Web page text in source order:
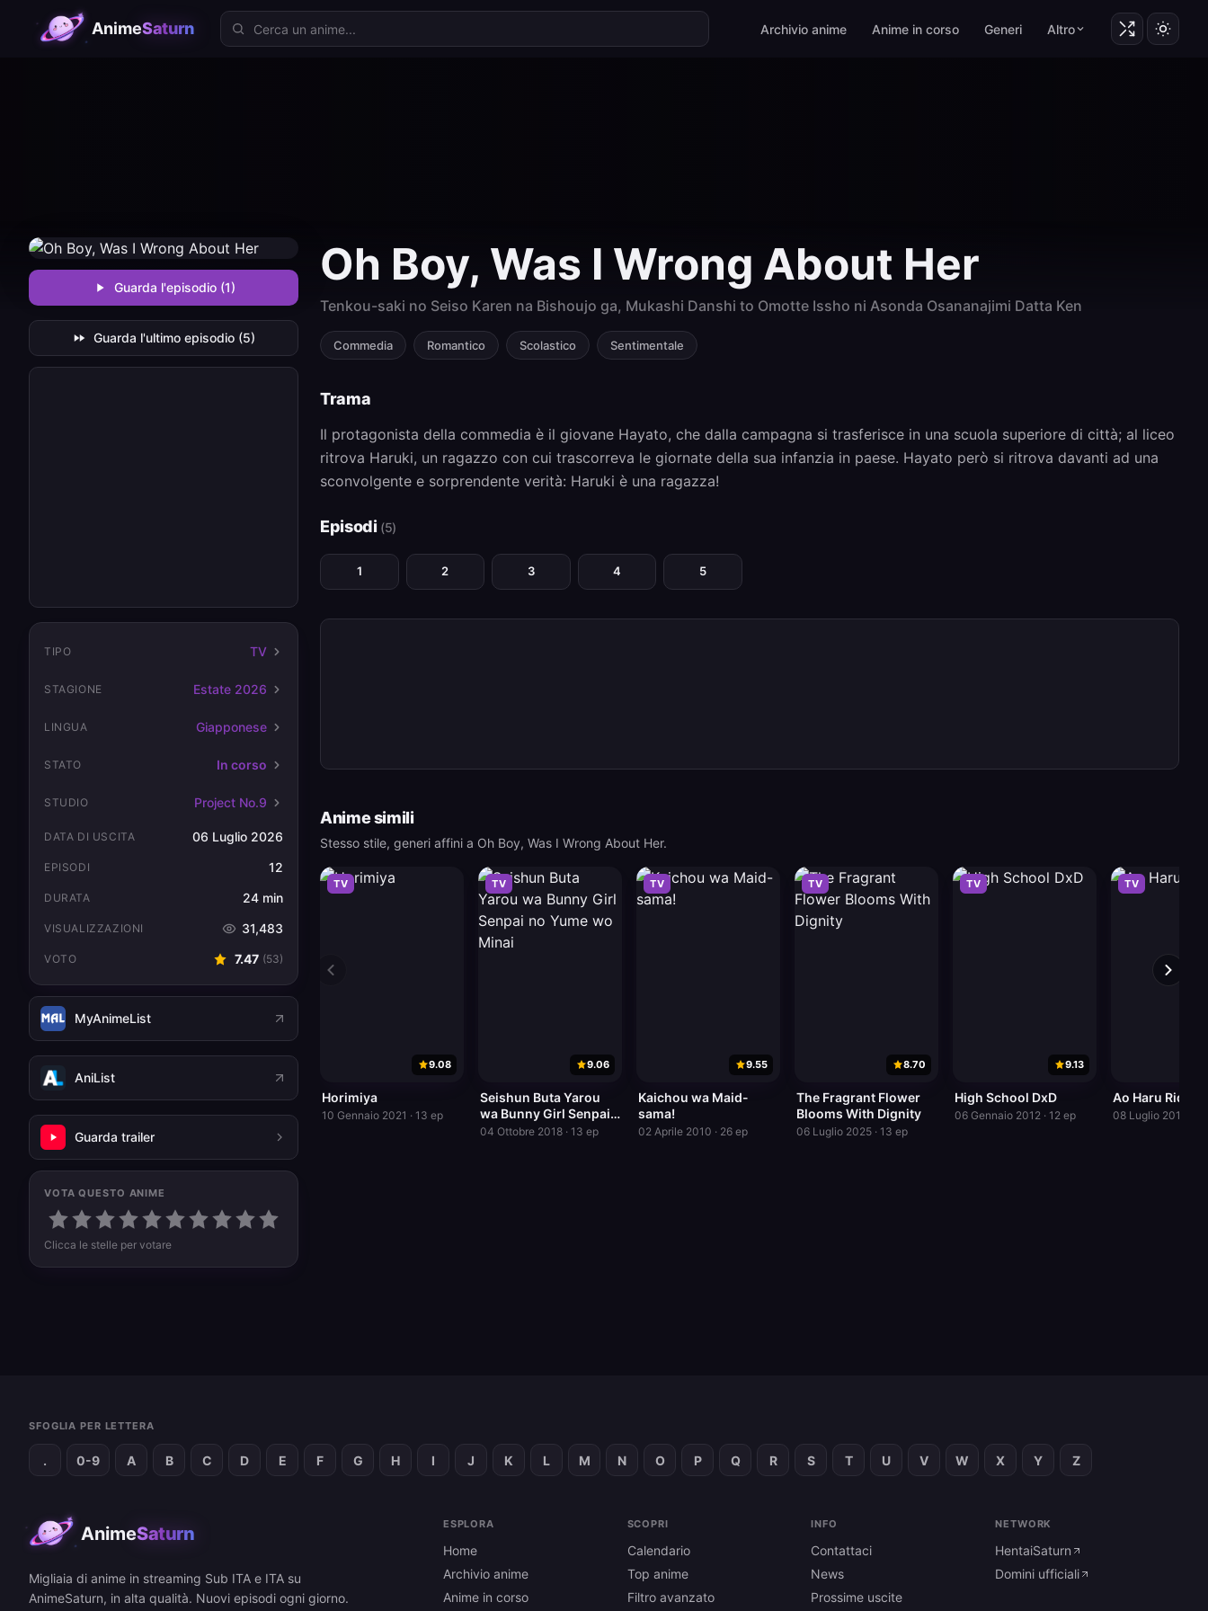
AnimeSaturn Cerca anime Archivio anime Anime in corso Generi Altro
Guarda l'episodio (1)
Guarda l'ultimo episodio (5)
TIPO TV
STAGIONE Estate 2026
LINGUA Giapponese
STATO In corso
STUDIO Project No.9
DATA DI USCITA 06 Luglio 2026
EPISODI 12
DURATA 24 min
VISUALIZZAZIONI 31,483
VOTO 7.47 (53)
MyAnimeList
AniList
Guarda trailer
VOTA QUESTO ANIME
Clicca le stelle per votare
Oh Boy, Was I Wrong About Her
Tenkou-saki no Seiso Karen na Bishoujo ga, Mukashi Danshi to Omotte Issho ni Asonda Osananajimi Datta Ken
Commedia Romantico Scolastico Sentimentale
Trama
Il protagonista della commedia è il giovane Hayato, che dalla campagna si trasferisce in una scuola superiore di città; al liceo
ritrova Haruki, un ragazzo con cui trascorreva le giornate della sua infanzia in paese. Hayato però si ritrova davanti ad una
sconvolgente e sorprendente verità: Haruki è una ragazza!
Episodi (5)
1 2 3 4 5
Anime simili
Stesso stile, generi affini a Oh Boy, Was I Wrong About Her.
TV
9.08
Horimiya
10 Gennaio 2021 · 13 ep
TV
9.06
Seishun Buta Yarou
wa Bunny Girl Senpai
no Yume wo Minai
04 Ottobre 2018 · 13 ep
TV
9.55
Kaichou wa Maid-
sama!
02 Aprile 2010 · 26 ep
TV
8.70
The Fragrant Flower
Blooms With Dignity
06 Luglio 2025 · 13 ep
TV
9.13
High School DxD
06 Gennaio 2012 · 12 ep
TV
Ao Haru Ride
08 Luglio 2014 ·
SFOGLIA PER LETTERA
. 0-9 A B C D E F G H I J K L M N O P Q R S T U V W X Y Z
AnimeSaturn
Migliaia di anime in streaming Sub ITA e ITA su
AnimeSaturn, in alta qualità. Nuovi episodi ogni giorno.
ESPLORA
Home
Archivio anime
Anime in corso
SCOPRI
Calendario
Top anime
Filtro avanzato
INFO
Contattaci
News
Prossime uscite
NETWORK
HentaiSaturn
Domini ufficiali